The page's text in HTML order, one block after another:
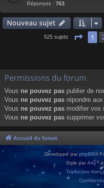
Réponses : 763
Nouveau sujet
525 sujets Page
1
Permissions du forum
Vous ne pouvez pas publier de
Vous ne pouvez pas répondre
Vous ne pouvez pas modifier vos
Vous ne pouvez pas supprimer
Accueil du forum
Développé par phpBB®
Style par Arty-
Traduction